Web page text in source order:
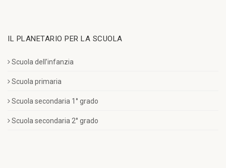
IL PLANETARIO PER LA SCUOLA
Scuola dell’infanzia
Scuola primaria
Scuola secondaria 1° grado
Scuola secondaria 2° grado